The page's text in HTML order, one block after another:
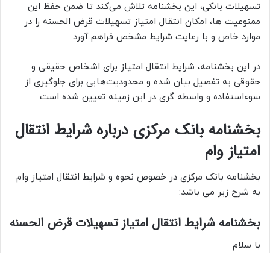
تسهیلات بانکی، این بخشنامه تلاش می‌کند تا ضمن حفظ این
ممنوعیت ها، امکان انتقال امتیاز تسهیلات قرض الحسنه را در
موارد خاص و با رعایت شرایط مشخص فراهم آورد.
در این بخشنامه، شرایط انتقال امتیاز برای اشخاص حقیقی و
حقوقی به تفصیل بیان شده و محدودیت‌هایی برای جلوگیری از
سوءاستفاده و واسطه گری در این زمینه تعیین شده است.
بخشنامه بانک مرکزی درباره شرایط انتقال
امتیاز وام
بخشنامه بانک مرکزی در خصوص نحوه و شرایط انتقال امتیاز وام
به شرح زیر می باشد:
بخشنامه شرایط انتقال امتیاز تسهیلات قرض الحسنه
با سلام